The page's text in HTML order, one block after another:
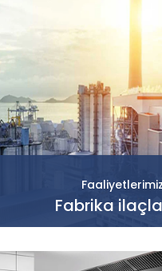
Faaliyetlerimiz
Fabrika